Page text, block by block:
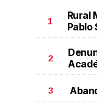
Una emotiva
emotiva
1
Rural
Pablo
2
3